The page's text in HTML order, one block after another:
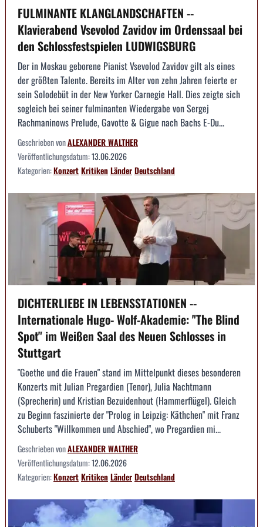
FULMINANTE KLANGLANDSCHAFTEN --
Klavierabend Vsevolod Zavidov im Ordenssaal bei
den Schlossfestspielen LUDWIGSBURG
Der in Moskau geborene Pianist Vsevolod Zavidov gilt als eines
der größten Talente. Bereits im Alter von zehn Jahren feierte er
sein Solodebüt in der New Yorker Carnegie Hall. Dies zeigte sich
sogleich bei seiner fulminanten Wiedergabe von Sergej
Rachmaninows Prelude, Gavotte & Gigue nach Bachs E-Du...
Geschrieben vonALEXANDER WALTHER
Veröffentlichungsdatum:13.06.2026
Kategorien:KonzertKritikenLänderDeutschland
DICHTERLIEBE IN LEBENSSTATIONEN --
Internationale Hugo- Wolf-Akademie: "The Blind
Spot" im Weißen Saal des Neuen Schlosses in
Stuttgart
"Goethe und die Frauen" stand im Mittelpunkt dieses besonderen
Konzerts mit Julian Pregardien (Tenor), Julia Nachtmann
(Sprecherin) und Kristian Bezuidenhout (Hammerflügel). Gleich
zu Beginn faszinierte der "Prolog in Leipzig: Käthchen" mit Franz
Schuberts "Willkommen und Abschied", wo Pregardien mi...
Geschrieben vonALEXANDER WALTHER
Veröffentlichungsdatum:12.06.2026
Kategorien:KonzertKritikenLänderDeutschland